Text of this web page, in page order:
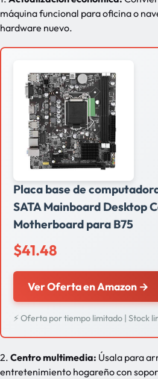
máquina funcional para oficina o
hardware nuevo.
Placa base de
SATA Mainboard Desktop
Motherboard para B75
$41.48
Ver Oferta en Amazon →
⚡ Oferta por tiempo limitado | Stock
2. Centro multimedia: Úsala para
entretenimiento hogareño con